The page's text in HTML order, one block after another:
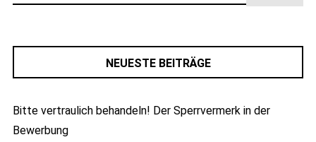
nach:
NEUESTE BEITRÄGE
Bitte vertraulich behandeln! Der Sperrvermerk in der
Bewerbung